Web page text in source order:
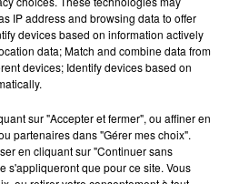
vos places pour le
du Roi Arthur 2026 !
vos entrées pour le
du Sport Automobile au
!
IP address and browsing data to offer
devices based on information actively
data; Match and combine data from
devices; Identify devices based on
sur "Accepter et fermer", ou affiner en
partenaires dans "Gérer mes choix".
en cliquant sur "Continuer sans
s'appliqueront que pour ce site. Vous